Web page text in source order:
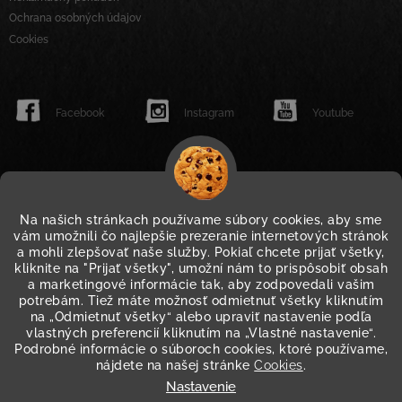
Na našich stránkach používame súbory cookies, aby sme
vám umožnili čo najlepšie prezeranie internetových stránok
a mohli zlepšovať naše služby. Pokiaľ chcete prijať všetky,
kliknite na "Prijať všetky", umožní nám to prispôsobiť obsah
a marketingové informácie tak, aby zodpovedali vašim
potrebám. Tiež máte možnosť odmietnuť všetky kliknutím
na „Odmietnuť všetky“ alebo upraviť nastavenie podľa
vlastných preferencií kliknutím na „Vlastné nastavenie“.
Podrobné informácie o súboroch cookies, ktoré používame,
nájdete na našej stránkeCookies.
Nastavenie
Ochrana osobných údajov
Cookies
Facebook Instagram Youtube
WWW.JACK-LINKS.SK WWW.JACKLINKS.EU